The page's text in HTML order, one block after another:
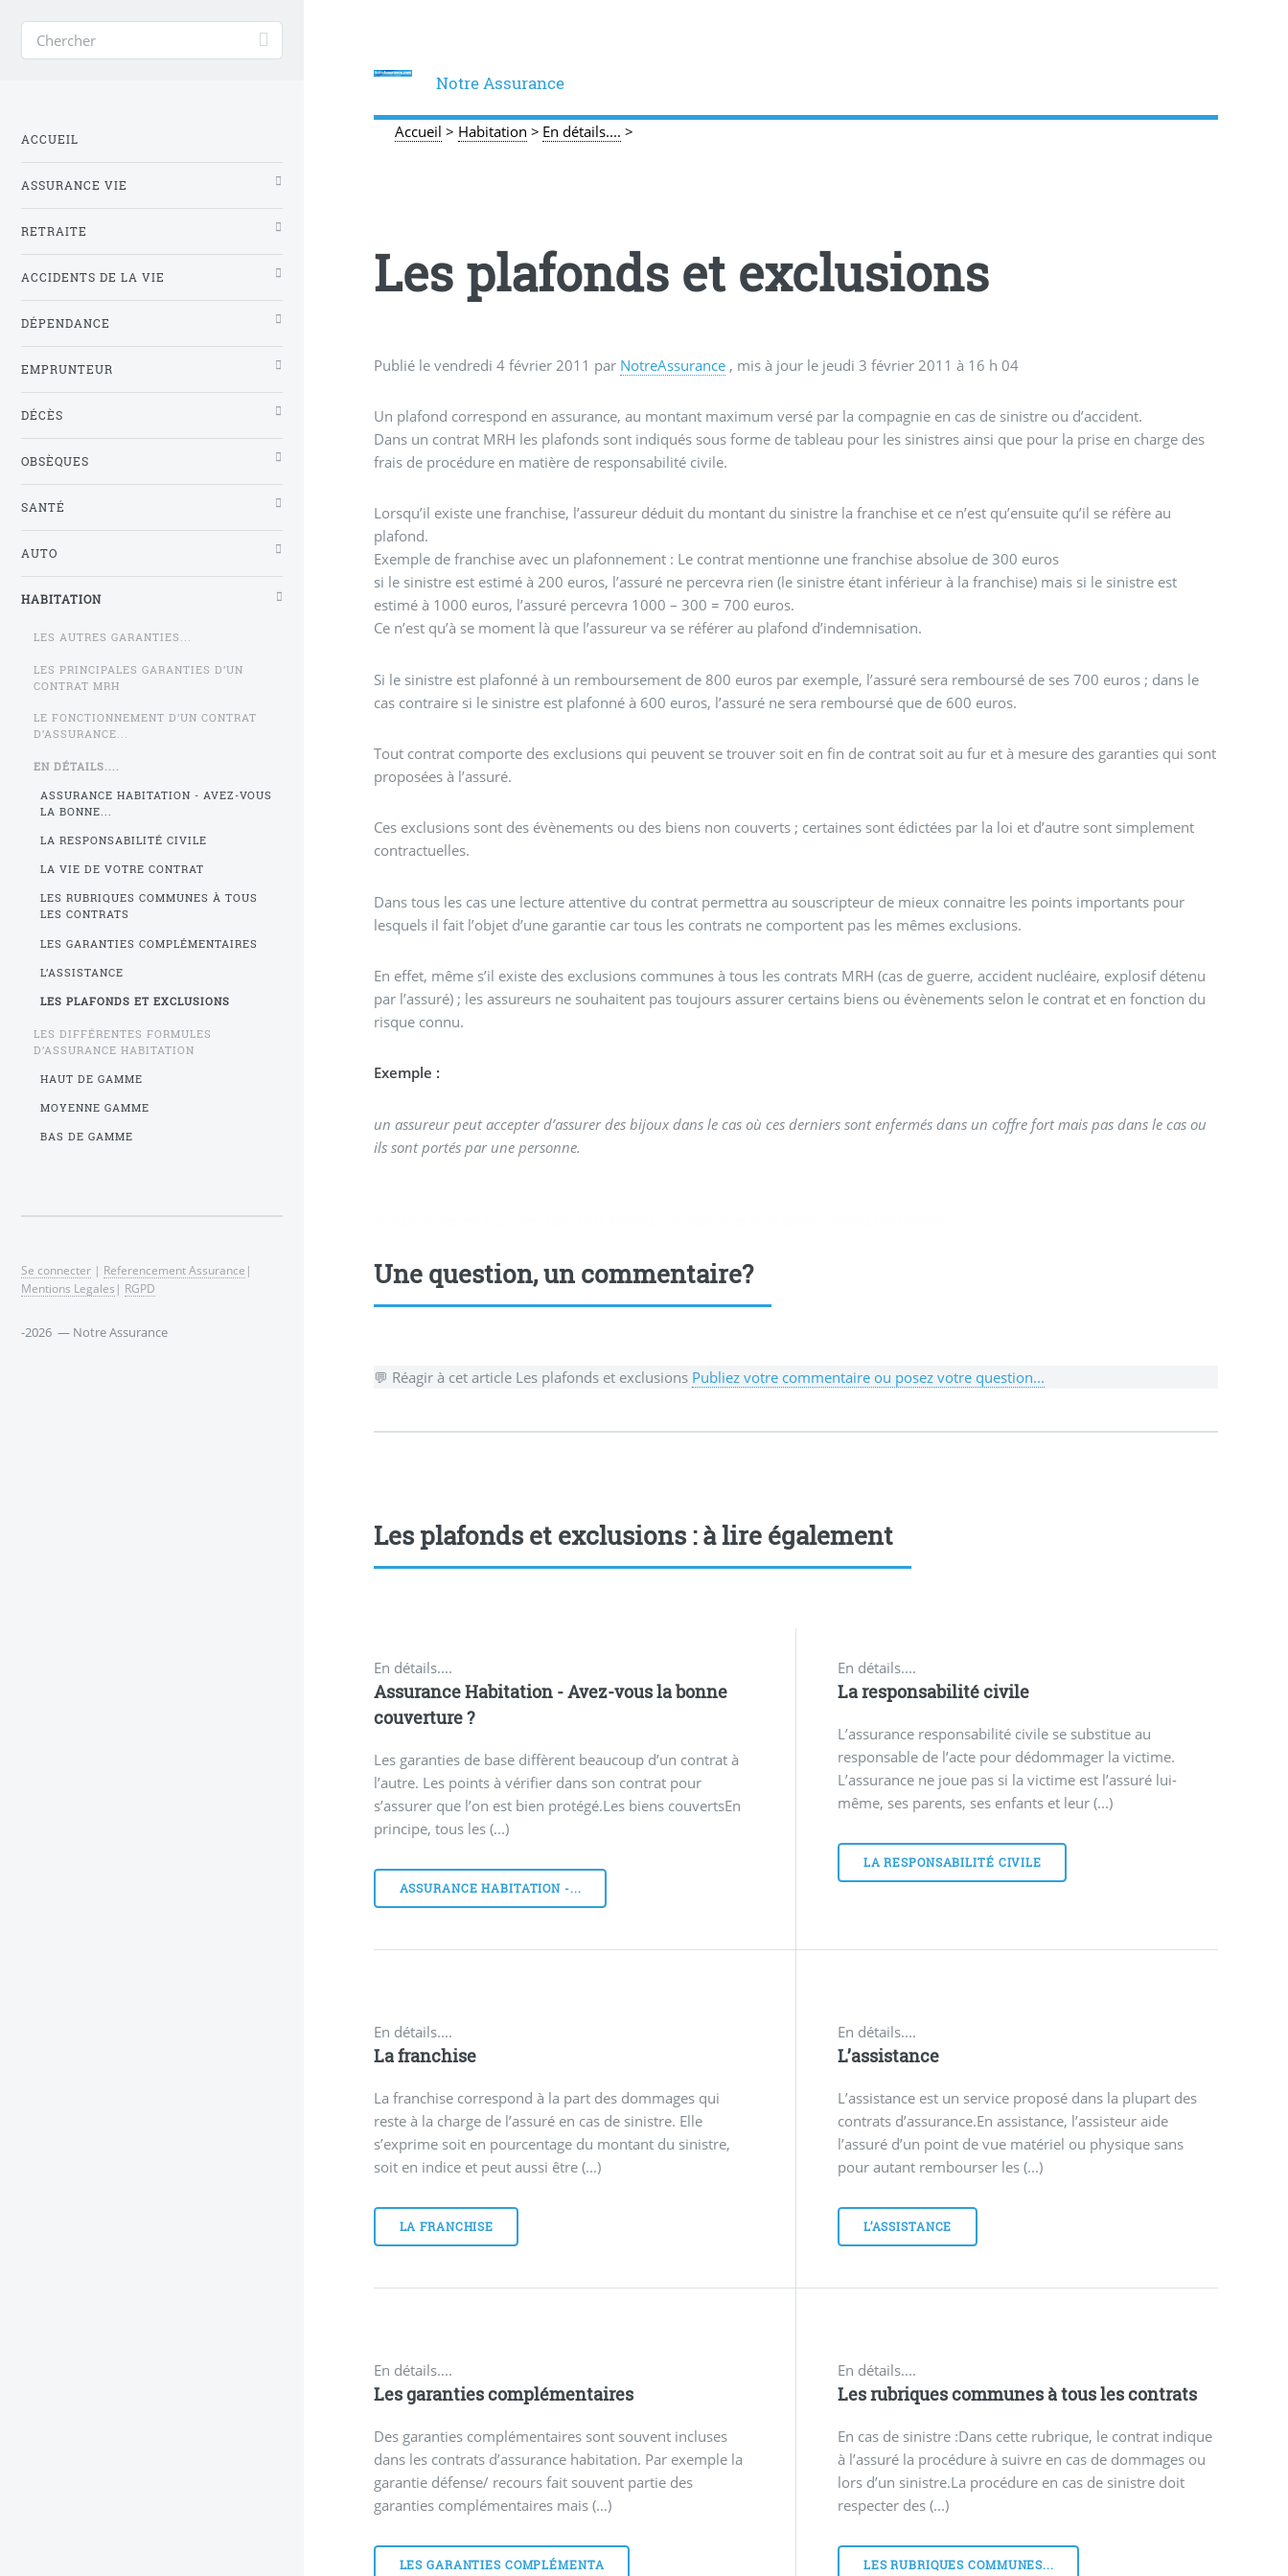
Notre Assurance
Accueil > Habitation > En détails.... >
Les plafonds et exclusions
Publié levendredi 4 février 2011 par NotreAssurance , mis à jour le jeudi 3 février 2011 à 16 h 04
Un plafond correspond en assurance, au montant maximum versé par la compagnie en cas de sinistre ou d’accident.
Dans un contrat MRH les plafonds sont indiqués sous forme de tableau pour les sinistres ainsi que pour la prise en charge des
frais de procédure en matière de responsabilité civile.
Lorsqu’il existe une franchise, l’assureur déduit du montant du sinistre la franchise et ce n’est qu’ensuite qu’il se réfère au
plafond.
Exemple de franchise avec un plafonnement : Le contrat mentionne une franchise absolue de 300 euros
si le sinistre est estimé à 200 euros, l’assuré ne percevra rien (le sinistre étant inférieur à la franchise) mais si le sinistre est
estimé à 1000 euros, l’assuré percevra 1000 – 300 = 700 euros.
Ce n’est qu’à se moment là que l’assureur va se référer au plafond d’indemnisation.
Si le sinistre est plafonné à un remboursement de 800 euros par exemple, l’assuré sera remboursé de ses 700 euros ; dans le
cas contraire si le sinistre est plafonné à 600 euros, l’assuré ne sera remboursé que de 600 euros.
Tout contrat comporte des exclusions qui peuvent se trouver soit en fin de contrat soit au fur et à mesure des garanties qui sont
proposées à l’assuré.
Ces exclusions sont des évènements ou des biens non couverts ; certaines sont édictées par la loi et d’autre sont simplement
contractuelles.
Dans tous les cas une lecture attentive du contrat permettra au souscripteur de mieux connaitre les points importants pour
lesquels il fait l’objet d’une garantie car tous les contrats ne comportent pas les mêmes exclusions.
En effet, même s’il existe des exclusions communes à tous les contrats MRH (cas de guerre, accident nucléaire, explosif détenu
par l’assuré) ; les assureurs ne souhaitent pas toujours assurer certains biens ou évènements selon le contrat et en fonction du
risque connu.
Exemple :
un assureur peut accepter d’assurer des bijoux dans le cas où ces derniers sont enfermés dans un coffre fort mais pas dans le cas ou
ils sont portés par une personne.
Une question, un commentaire?
💬 Réagir à cet article Les plafonds et exclusions Publiez votre commentaire ou posez votre question...
Les plafonds et exclusions : à lire également
En détails....
Assurance Habitation - Avez-vous la bonne
couverture ?
Les garanties de base diffèrent beaucoup d’un contrat à
l’autre. Les points à vérifier dans son contrat pour
s’assurer que l’on est bien protégé.Les biens couvertsEn
principe, tous les (...)
ASSURANCE HABITATION -...
En détails....
La responsabilité civile
L’assurance responsabilité civile se substitue au
responsable de l’acte pour dédommager la victime.
L’assurance ne joue pas si la victime est l’assuré lui-
même, ses parents, ses enfants et leur (...)
LA RESPONSABILITÉ CIVILE
En détails....
La franchise
La franchise correspond à la part des dommages qui
reste à la charge de l’assuré en cas de sinistre. Elle
s’exprime soit en pourcentage du montant du sinistre,
soit en indice et peut aussi être (...)
LA FRANCHISE
En détails....
L’assistance
L’assistance est un service proposé dans la plupart des
contrats d’assurance.En assistance, l’assisteur aide
l’assuré d’un point de vue matériel ou physique sans
pour autant rembourser les (...)
L’ASSISTANCE
En détails....
Les garanties complémentaires
Des garanties complémentaires sont souvent incluses
dans les contrats d’assurance habitation. Par exemple la
garantie défense/ recours fait souvent partie des
garanties complémentaires mais (...)
LES GARANTIES COMPLÉMENTA
En détails....
Les rubriques communes à tous les contrats
En cas de sinistre :Dans cette rubrique, le contrat indique
à l’assuré la procédure à suivre en cas de dommages ou
lors d’un sinistre.La procédure en cas de sinistre doit
respecter des (...)
LES RUBRIQUES COMMUNES...
ACCUEIL
ASSURANCE VIE
RETRAITE
ACCIDENTS DE LA VIE
DÉPENDANCE
EMPRUNTEUR
DÉCÈS
OBSÈQUES
SANTÉ
AUTO
HABITATION
LES AUTRES GARANTIES...
LES PRINCIPALES GARANTIES D’UN
CONTRAT MRH
LE FONCTIONNEMENT D’UN CONTRAT
D’ASSURANCE...
EN DÉTAILS....
ASSURANCE HABITATION - AVEZ-VOUS
LA BONNE...
LA RESPONSABILITÉ CIVILE
LA VIE DE VOTRE CONTRAT
LES RUBRIQUES COMMUNES À TOUS
LES CONTRATS
LES GARANTIES COMPLÉMENTAIRES
L’ASSISTANCE
LES PLAFONDS ET EXCLUSIONS
LES DIFFÉRENTES FORMULES
D’ASSURANCE HABITATION
HAUT DE GAMME
MOYENNE GAMME
BAS DE GAMME
Se connecter | Referencement Assurance |
Mentions Legales | RGPD
-2026 — Notre Assurance